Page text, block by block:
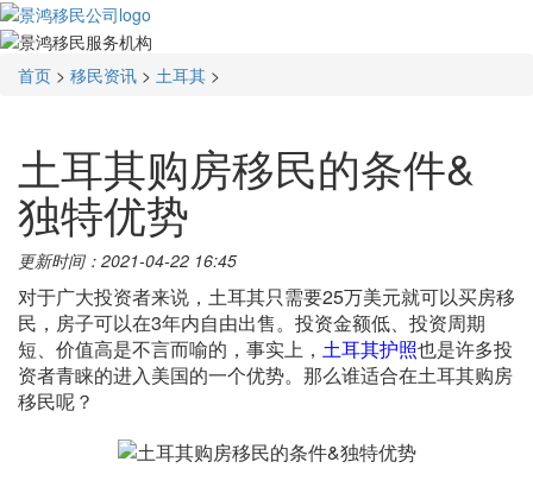
首页 > 移民资讯 > 土耳其 >
土耳其购房移民的条件&
独特优势
更新时间：2021-04-22 16:45
对于广大投资者来说，土耳其只需要25万美元就可以买房移
民，房子可以在3年内自由出售。投资金额低、投资周期
短、价值高是不言而喻的，事实上， 土耳其护照也是许多投
资者青睐的进入美国的一个优势。那么谁适合在土耳其购房
移民呢？